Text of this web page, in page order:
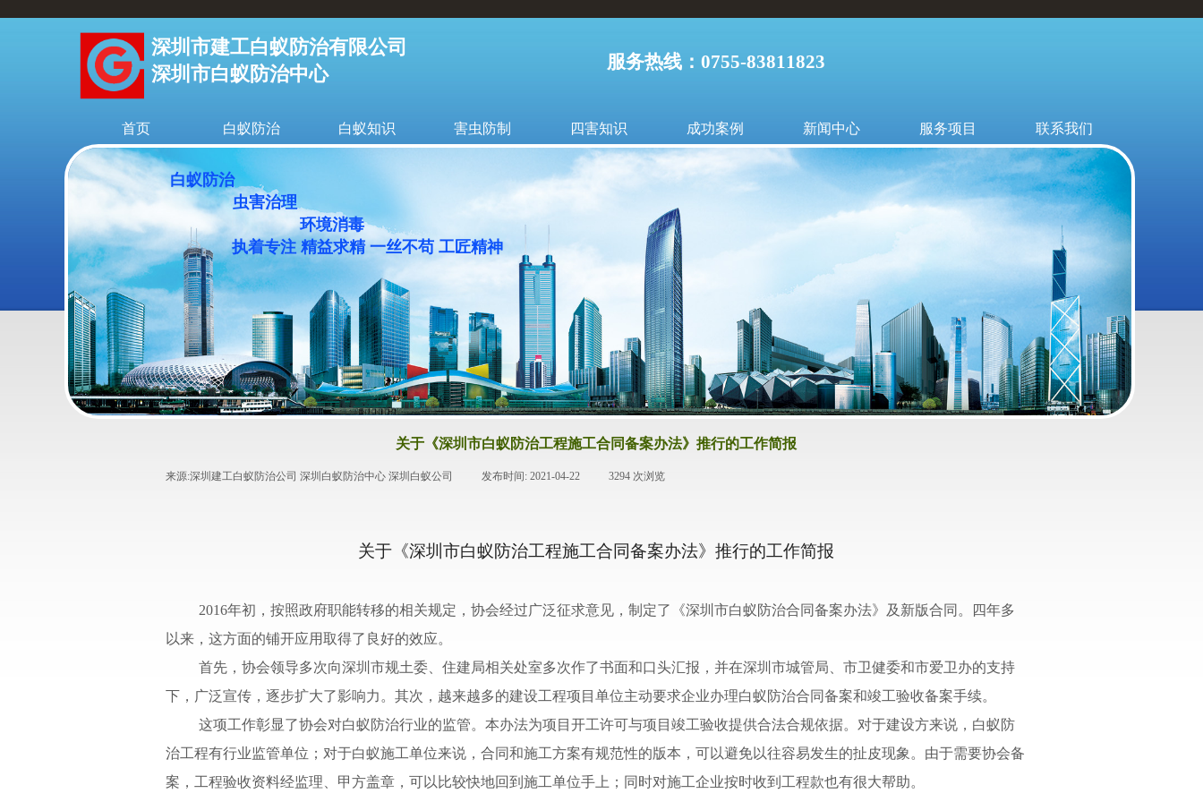
首页 白蚁防治 白蚁知识 害虫防制 四害知识 成功案例 新闻中心 服务项目 联系我们
深圳市建工白蚁防治有限公司
深圳市白蚁防治中心
服务热线：0755-83811823
白蚁防治
虫害治理
环境消毒
执着专注 精益求精 一丝不苟 工匠精神
关于《深圳市白蚁防治工程施工合同备案办法》推行的工作简报
来源:深圳建工白蚁防治公司 深圳白蚁防治中心 深圳白蚁公司 发布时间: 2021-04-22 3294 次浏览
关于《深圳市白蚁防治工程施工合同备案办法》推行的工作简报
2016年初，按照政府职能转移的相关规定，协会经过广泛征求意见，制定了《深圳市白蚁防治合同备案办法》及新版合同。四年多
以来，这方面的铺开应用取得了良好的效应。
首先，协会领导多次向深圳市规土委、住建局相关处室多次作了书面和口头汇报，并在深圳市城管局、市卫健委和市爱卫办的支持
下，广泛宣传，逐步扩大了影响力。其次，越来越多的建设工程项目单位主动要求企业办理白蚁防治合同备案和竣工验收备案手续。
这项工作彰显了协会对白蚁防治行业的监管。本办法为项目开工许可与项目竣工验收提供合法合规依据。对于建设方来说，白蚁防
治工程有行业监管单位；对于白蚁施工单位来说，合同和施工方案有规范性的版本，可以避免以往容易发生的扯皮现象。由于需要协会备
案，工程验收资料经监理、甲方盖章，可以比较快地回到施工单位手上；同时对施工企业按时收到工程款也有很大帮助。